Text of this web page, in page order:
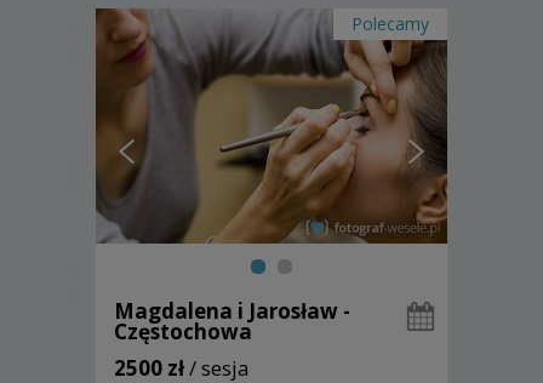
Polecamy
Magdalena i Jarosław -
Częstochowa
2500 zł/ sesja